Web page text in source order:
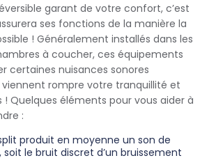
garant de votre confort, c’est
ses fonctions de la manière la
! Généralement installés dans les
à coucher, ces équipements
certaines nuisances sonores
viennent rompre votre tranquillité et
! Quelques éléments pour vous aider à
:
produit en moyenne un son de
soit le bruit discret d’un bruissement